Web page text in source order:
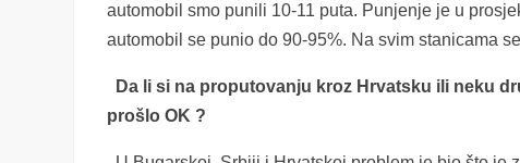
automobil smo punili 10-11 puta. Punjenje je u
automobil se punio do 90-95%. Na svim stanicama
Da li si na proputovanju kroz Hrvatsku ili neku
prošlo OK ?